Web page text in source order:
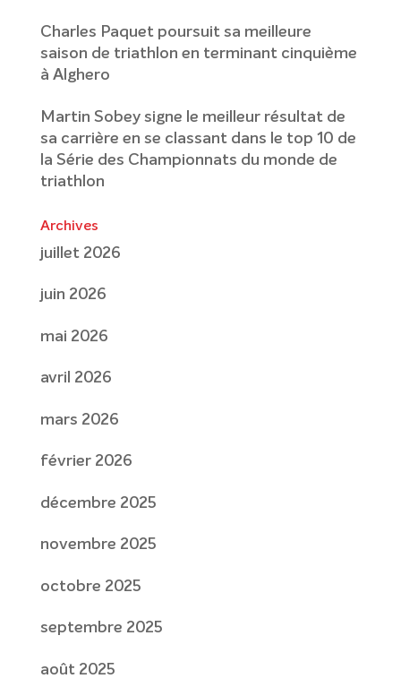
Charles Paquet poursuit sa meilleure
saison de triathlon en terminant cinquième
à Alghero
Martin Sobey signe le meilleur résultat de
sa carrière en se classant dans le top 10 de
la Série des Championnats du monde de
triathlon
Archives
juillet 2026
juin 2026
mai 2026
avril 2026
mars 2026
février 2026
décembre 2025
novembre 2025
octobre 2025
septembre 2025
août 2025